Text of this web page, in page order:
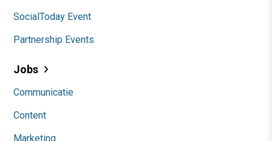
SocialToday Event
Partnership Events
Jobs
Communicatie
Content
Marketing